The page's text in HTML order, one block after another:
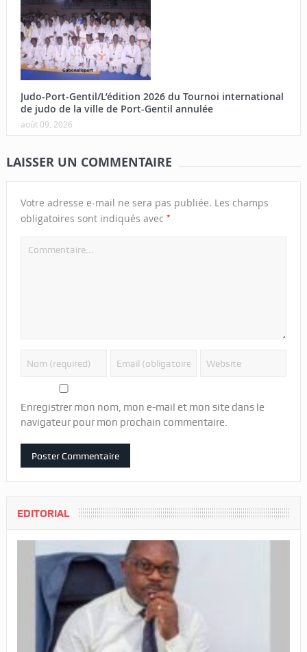
Judo-Port-Gentil/L’édition 2026 du Tournoi international
de judo de la ville de Port-Gentil annulée
août 09, 2026
LAISSER UN COMMENTAIRE
Votre adresse e-mail ne sera pas publiée. Les champs
obligatoires sont indiqués avec *
Enregistrer mon nom, mon e-mail et mon site dans le
navigateur pour mon prochain commentaire.
EDITORIAL